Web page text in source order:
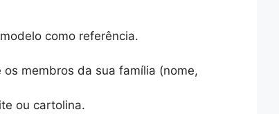
como referência.
membros da sua família (nome,
ou cartolina.